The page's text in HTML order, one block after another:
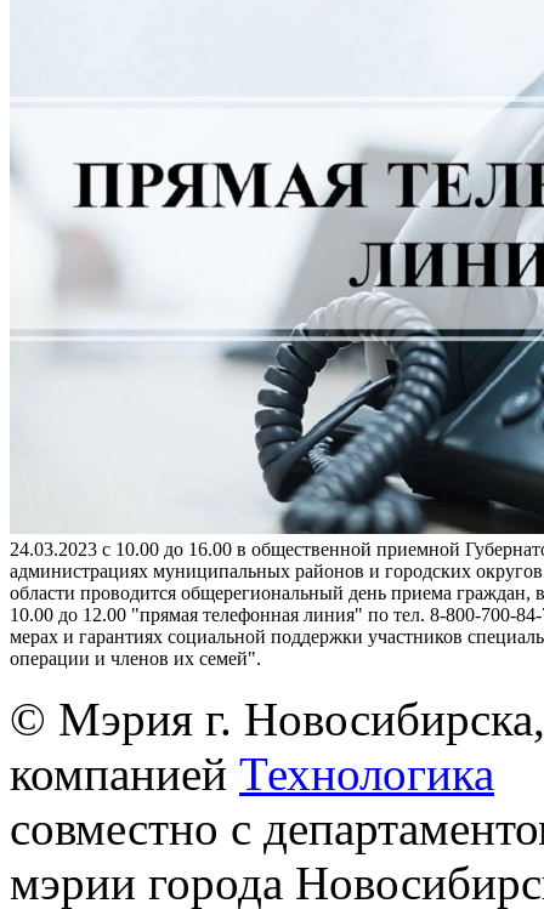
24.03.2023 с 10.00 до 16.00 в общественной приемной
администрациях муниципальных районов и городских
области проводится общерегиональный день приема граждан,
10.00 до 12.00 "прямая телефонная линия" по тел. 8-800-700-
мерах и гарантиях социальной поддержки участников
операции и членов их семей".
© Мэрия г.
компанией Технологика
совместно с
мэрии города